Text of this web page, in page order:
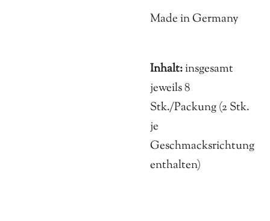
Made in Germany
Inhalt:insgesamt
jeweils 8
Stk./Packung (2 Stk.
je
Geschmacksrichtung
enthalten)